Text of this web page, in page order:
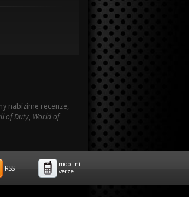
nabízíme recenze,
of Duty, World of
RSS
mobilní
verze